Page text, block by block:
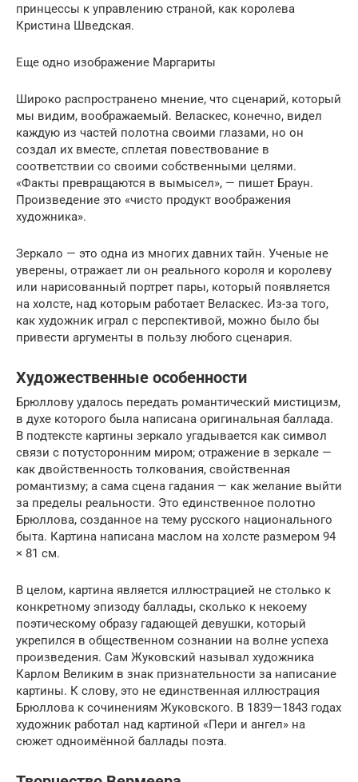
принцессы к управлению страной, как королева
Кристина Шведская.
Еще одно изображение Маргариты
Широко распространено мнение, что сценарий, который
мы видим, воображаемый. Веласкес, конечно, видел
каждую из частей полотна своими глазами, но он
создал их вместе, сплетая повествование в
соответствии со своими собственными целями.
«Факты превращаются в вымысел», — пишет Браун.
Произведение это «чисто продукт воображения
художника».
Зеркало — это одна из многих давних тайн. Ученые не
уверены, отражает ли он реального короля и королеву
или нарисованный портрет пары, который появляется
на холсте, над которым работает Веласкес. Из-за того,
как художник играл с перспективой, можно было бы
привести аргументы в пользу любого сценария.
Художественные особенности
Брюллову удалось передать романтический мистицизм,
в духе которого была написана оригинальная баллада.
В подтексте картины зеркало угадывается как символ
связи с потусторонним миром; отражение в зеркале —
как двойственность толкования, свойственная
романтизму; а сама сцена гадания — как желание выйти
за пределы реальности. Это единственное полотно
Брюллова, созданное на тему русского национального
быта. Картина написана маслом на холсте размером 94
× 81 см.
В целом, картина является иллюстрацией не столько к
конкретному эпизоду баллады, сколько к некоему
поэтическому образу гадающей девушки, который
укрепился в общественном сознании на волне успеха
произведения. Сам Жуковский называл художника
Карлом Великим в знак признательности за написание
картины. К слову, это не единственная иллюстрация
Брюллова к сочинениям Жуковского. В 1839—1843 годах
художник работал над картиной «Пери и ангел» на
сюжет одноимённой баллады поэта.